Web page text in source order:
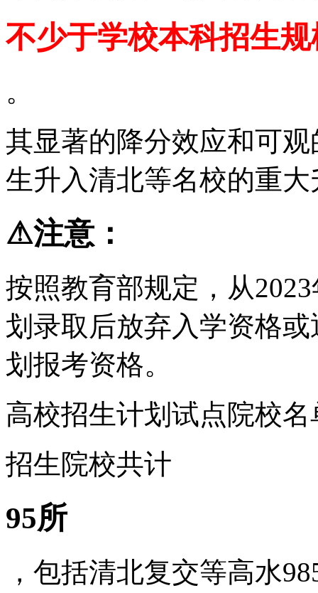
不少于学校本科招生
。
其显著的降分效应和可
生升入清北等名校的重
⚠注意：
按照教育部规定，从
划录取后放弃入学资格
划报考资格。
高校招生计划试点院校名
招生院校共计
95所
，包括清北复交等高水